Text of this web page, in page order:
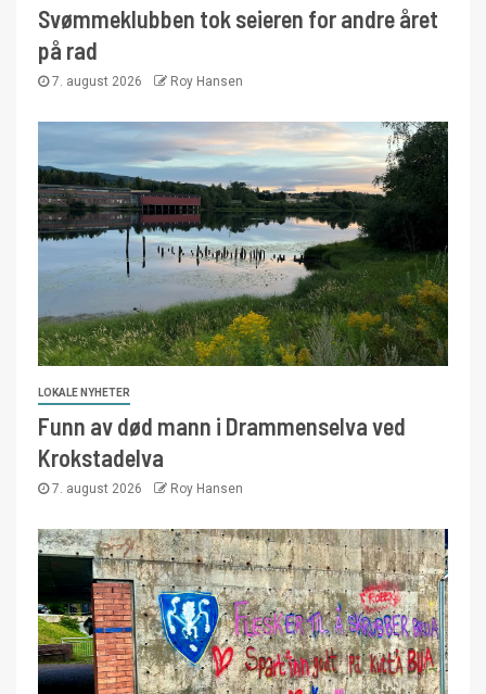
Svømmeklubben tok seieren for andre året
på rad
7. august 2026 Roy Hansen
LOKALE NYHETER
Funn av død mann i Drammenselva ved
Krokstadelva
7. august 2026 Roy Hansen